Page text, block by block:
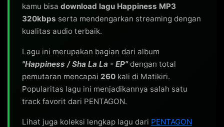
kamu bisa download lagu Happiness MP3
320kbps serta mendengarkan streaming dengan
kualitas audio terbaik.
Lagu ini merupakan bagian dari album
"Happiness / Sha La La - EP"dengan total
pemutaran mencapai 260 kali di Matikiri.
Popularitas lagu ini menjadikannya salah satu
track favorit dari PENTAGON.
Lihat juga koleksi lengkap lagu dari PENTAGON